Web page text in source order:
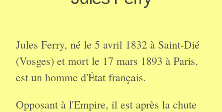
Jules Ferry, né le 5 avril 1832 à Saint-Dié
(Vosges) et mort le 17 mars 1893 à Paris,
est un homme d'État français.
Opposant à l'Empire, il est après la chute